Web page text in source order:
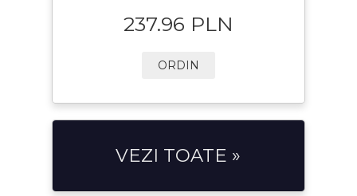
237.96 PLN
ORDIN
VEZI TOATE »